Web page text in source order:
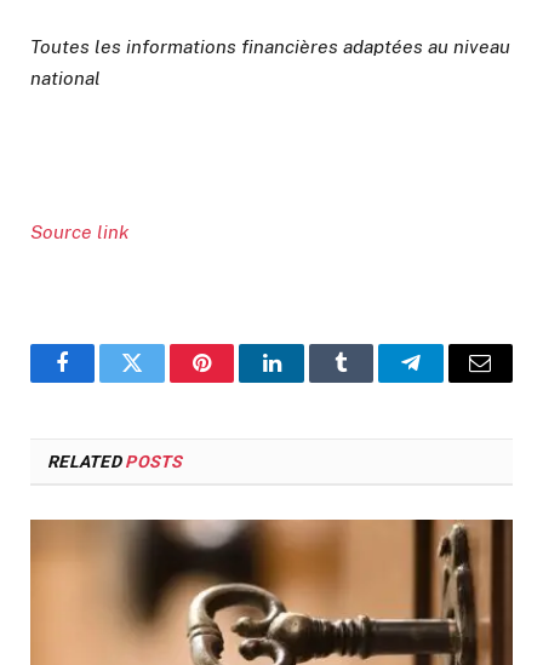
Toutes les informations financières adaptées au niveau
national
Source link
FacebookTwitter PinterestLinkedInTumblr TelegramEmail
RELATEDPOSTS